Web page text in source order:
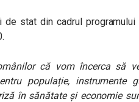
de stat din cadrul
că vom încerca să
populație, instrumente
în sănătate și economie